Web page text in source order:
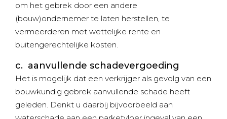
om het gebrek door een andere
(bouw)ondernemer te laten herstellen, te
vermeerderen met wettelijke rente en
buitengerechtelijke kosten.
c. aanvullende schadevergoeding
Het is mogelijk dat een verkrijger als gevolg van een
bouwkundig gebrek aanvullende schade heeft
geleden. Denkt u daarbij bijvoorbeeld aan